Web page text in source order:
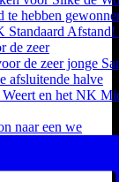
de zeer
naar een we